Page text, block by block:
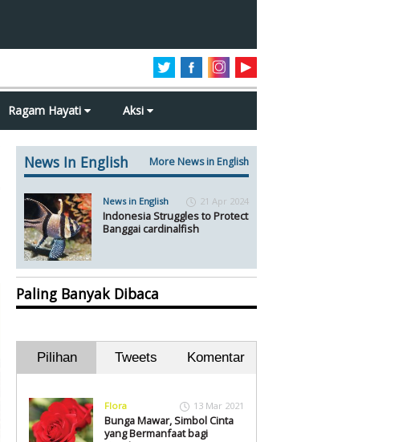
Ragam Hayati Aksi
News In English More News in English
News in English 21 Apr 2024
Indonesia Struggles to Protect
Banggai cardinalfish
Paling Banyak Dibaca
Pilihan Tweets Komentar
Flora 13 Mar 2021
Bunga Mawar, Simbol Cinta
yang Bermanfaat bagi